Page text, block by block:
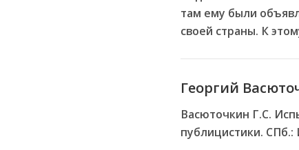
там ему были
своей страны. К
Георгий
Васюточкин Г.С.
публицистики. СПб.: